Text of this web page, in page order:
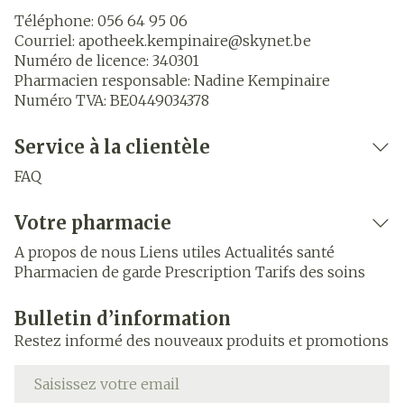
Téléphone: 056 64 95 06
Courriel: apotheek.kempinaire@skynet.be
Numéro de licence: 340301
Pharmacien responsable: Nadine Kempinaire
Numéro TVA: BE0449034378
Service à la clientèle
FAQ
Votre pharmacie
A propos de nous Liens utiles Actualités santé
Pharmacien de garde Prescription Tarifs des soins
Bulletin d’information
Restez informé des nouveaux produits et promotions
Adresse mail